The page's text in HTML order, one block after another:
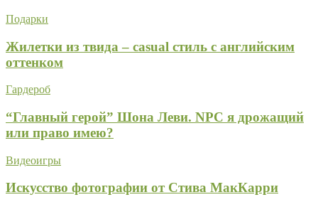
Подарки
Жилетки из твида – casual стиль с английским
оттенком
Гардероб
“Главный герой” Шона Леви. NPC я дрожащий
или право имею?
Видеоигры
Искусство фотографии от Стива МакКарри